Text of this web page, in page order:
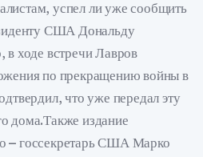
успел ли уже сообщить
США Дональду
ходе встречи Лавров
по прекращению войны в
что уже передал эту
дома.Также издание
– госсекретарь США Марко